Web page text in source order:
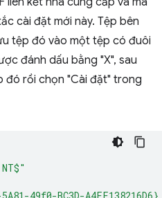
cài đặt mới này. Tệp bên
tệp đó vào một tệp có đuôi
đánh dấu bằng "X", sau
đó rồi chọn "Cài đặt" trong